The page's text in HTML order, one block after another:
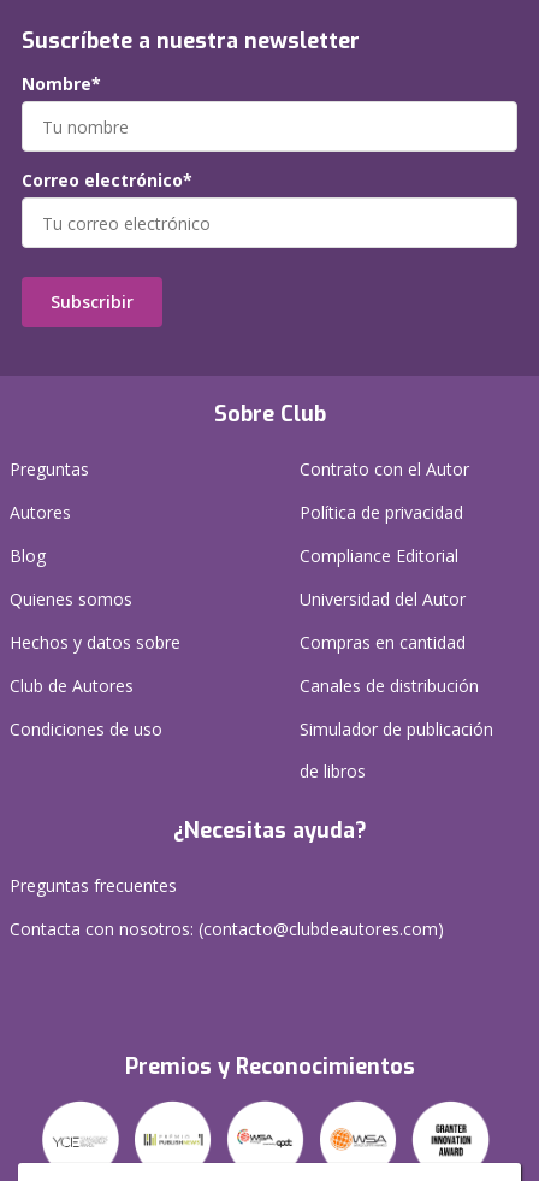
Sobre Club
Preguntas
Autores
Blog
Quienes somos
Hechos y datos sobre
Club de Autores
Condiciones de uso
Contrato con el Autor
Política de privacidad
Compliance Editorial
Universidad del Autor
Compras en cantidad
Canales de distribución
Simulador de publicación
de libros
¿Necesitas ayuda?
Preguntas frecuentes
Contacta con nosotros: (contacto@clubdeautores.com)
Premios y Reconocimientos
Suscríbete a nuestra newsletter
Nombre*
Correo electrónico*
Subscribir